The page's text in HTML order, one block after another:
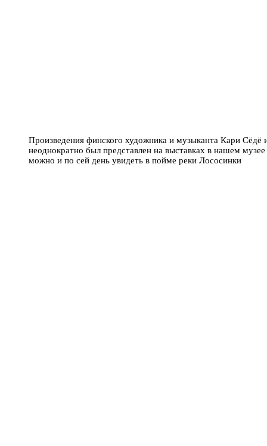
Произведения финского художника и музыканта Кари Сёдё
неоднократно был представлен на выставках в нашем
можно и по сей день увидеть в пойме реки Лососинки